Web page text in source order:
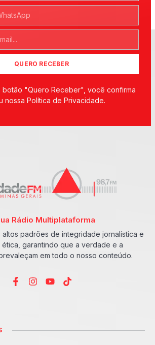
QUERO RECEBER
botão "Quero Receber", você confirma
nossa Política de Privacidade.
Rádio Multiplataforma
altos padrões de integridade jornalística e
garantindo que a verdade e a
em todo o nosso conteúdo.